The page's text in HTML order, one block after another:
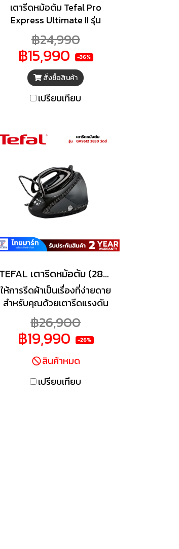
เตารีดหม้อต้ม Tefal Pro
Express Ultimate II รุ่น
GV9712 พร้อมโต๊ะรีดผ้า ให้
คุณรีดผ้าเรียบไร้รอยยับด้วย
เตารีดหม้อต้ม Tefal Pro
Express Ultimate II รุ่น
GV9712 ด้วยพลังไอน้ำต่อ
เนื่อง 160 กรัม / นาที และพลัง
พร้อมแรงดัน 7.7 บาร์ ได้พลัง
ไอน้ำแรงต่อเนื่องตลอดอายุ
เหมาะสำหรับผ้าทุกชนิดไม่ต้อง
กลัวผ้าไหม้ นอกจากนี้ยังมา
พร้อมช้อนดักตะกรัน Calc
collector ช่วยขจัดตะกรันได้
อย่างง่ายดายหมดจด
฿24,990
฿15,990 -36%
สั่งซื้อสินค้า
เปรียบเทียบ
TEFAL เตารีดหม้อต้ม (2830 วัตต์, สีดำ/เงิน) รุ่น GV9612 + โต๊ะรีดผ้า
ให้การรีดผ้าเป็นเรื่องที่ง่ายดาย
สำหรับคุณด้วยเตารีดแรงดัน
ไอน้ำ TEFAL ให้การรีดได้ลื่น
บนทุกเนื้อผ้า และช่วยขจัดรอย
ยับได้ดีเยี่ยม แผ่นความร้อน
ปลายแหลมช่วยให้คุณสามารถ
ซอกซอนเข้าถึงบริเวณที่รีดยาก
เช่น บริเวณรอบ ๆ กระดุม หรือ
฿26,900
฿19,990 -26%
สินค้าหมด
เปรียบเทียบ